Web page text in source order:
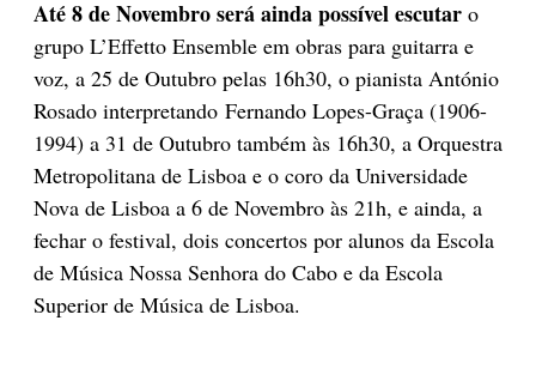
Até 8 de Novembro será ainda possível escutar o
grupo L’Effetto Ensemble em obras para guitarra e
voz, a 25 de Outubro pelas 16h30, o pianista António
Rosado interpretando Fernando Lopes-Graça (1906-
1994) a 31 de Outubro também às 16h30, a Orquestra
Metropolitana de Lisboa e o coro da Universidade
Nova de Lisboa a 6 de Novembro às 21h, e ainda, a
fechar o festival, dois concertos por alunos da Escola
de Música Nossa Senhora do Cabo e da Escola
Superior de Música de Lisboa.